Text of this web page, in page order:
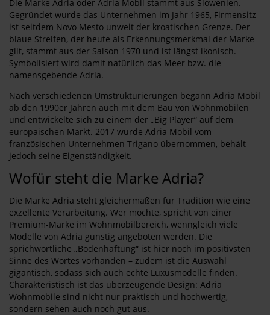
Die Marke Adria oder Adria Mobil stammt aus Slowenien.
Gegründet wurde das Unternehmen im Jahr 1965, Firmensitz
ist seitdem Novo Mesto unweit der kroatischen Grenze. Der
blaue Streifen, der heute als Erkennungsmerkmal der Marke
gilt, stammt aus der Saison 1970 und ist längst ikonisch.
Symbolisiert wird damit natürlich das Meer bzw. die
namensgebende Adria.
Nach verschiedenen Umstrukturierungen begann Adria Mobil
ab den 1990er Jahren auch mit dem Bau von Wohnmobilen
und entwickelte sich zu einem der „Big Player“ auf dem
europäischen Markt. 2017 wurde Adria Mobil vom
französischen Unternehmen Trigano übernommen, behält
jedoch seine Eigenständigkeit.
Wofür steht die Marke Adria?
Die Marke Adria steht gleichermaßen für Tradition wie eine
exzellente Verarbeitung. Wer möchte, spricht von einer
Premium-Marke im Wohnmobilbereich, wenngleich viele
Modelle von Adria günstig angeboten werden. Die
sprichwörtliche „Bodenhaftung“ ist hier noch im positivsten
Sinne des Wortes vorhanden – zudem ist die Auswahl
gigantisch, sodass sich auch echte Luxusmodelle finden.
Charakteristisch ist das überzeugende Design: Adria
Wohnmobile sind nicht nur praktisch und hochwertig,
sondern sehen auch noch gut aus.